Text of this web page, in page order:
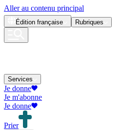
Aller au contenu principal
Édition française Rubriques
Services
Je donne
Je m'abonne
Je donne
Prier